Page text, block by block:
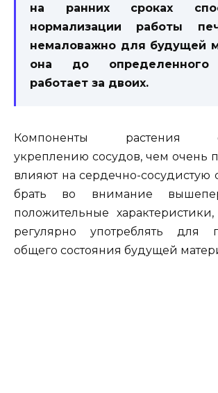
на ранних сроках
нормализации работы
немаловажно для будущей
она до определенного
работает за двоих.
Компоненты растения
укреплению сосудов, чем очень
влияют на сердечно-сосудистую
брать во внимание
положительные
регулярно употреблять для
общего состояния будущей